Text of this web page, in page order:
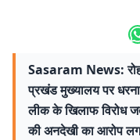
Sasaram News:
प्रखंड मुख्यालय पर धरना
लीक के खिलाफ विरोध
की अनदेखी का आरोप